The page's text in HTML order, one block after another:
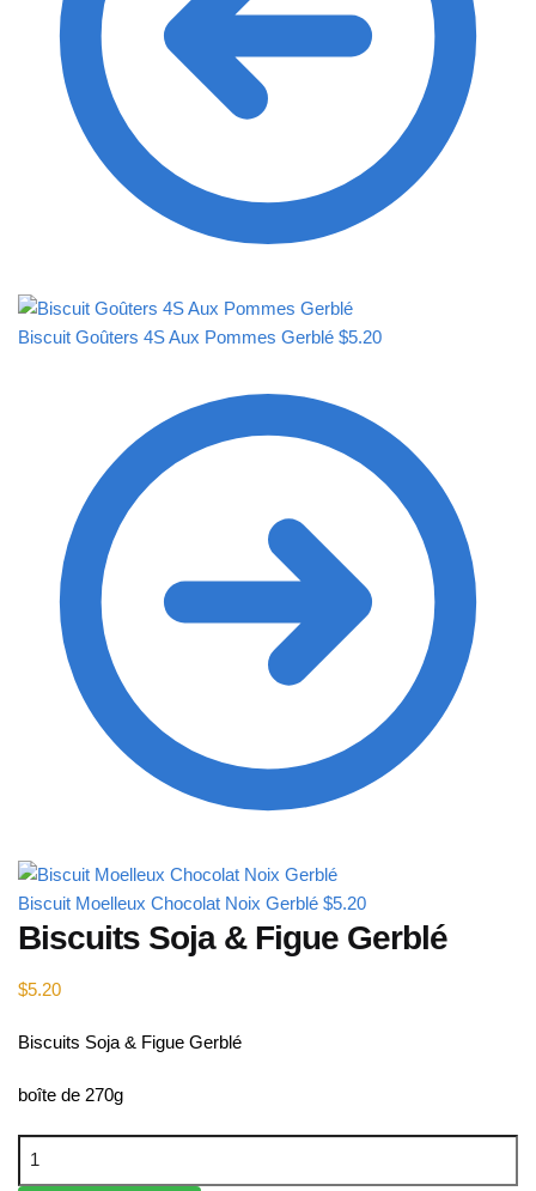
Biscuit Goûters 4S Aux Pommes Gerblé $5.20
Biscuit Moelleux Chocolat Noix Gerblé $5.20
Biscuits Soja & Figue Gerblé
$5.20
Biscuits Soja & Figue Gerblé
boîte de 270g
quantité de Biscuits Soja & Figue Gerblé